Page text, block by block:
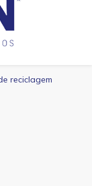
reciclagem